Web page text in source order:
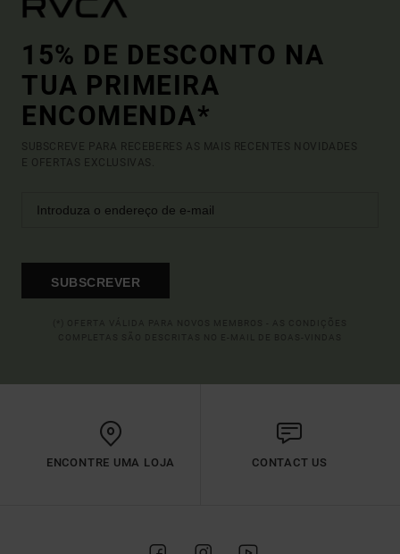
15% DE DESCONTO NA
TUA PRIMEIRA
ENCOMENDA*
SUBSCREVE PARA RECEBERES AS MAIS RECENTES NOVIDADES
E OFERTAS EXCLUSIVAS.
SUBSCREVER
ENCONTRE UMA LOJA CONTACT US